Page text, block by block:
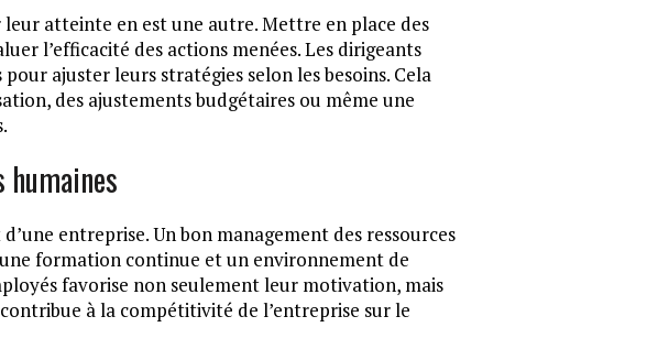
atteinte en est une autre. Mettre en place des
l’efficacité des actions menées. Les dirigeants
ajuster leurs stratégies selon les besoins. Cela
des ajustements budgétaires ou même une
entreprise. Un bon management des ressources
formation continue et un environnement de
favorise non seulement leur motivation, mais
à la compétitivité de l’entreprise sur le